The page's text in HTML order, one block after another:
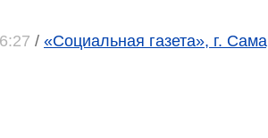
/ «Социальная газета», г.